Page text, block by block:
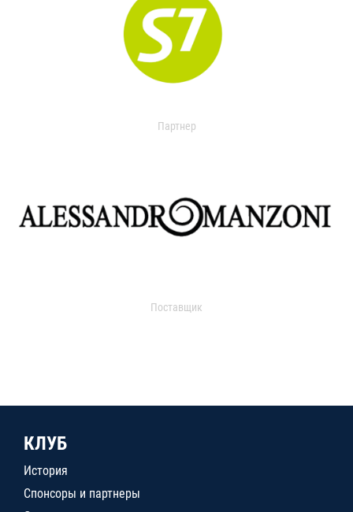
Партнер
Поставщик
КЛУБ
История
Спонсоры и партнеры